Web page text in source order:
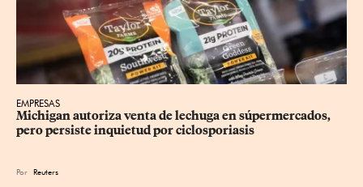
EMPRESAS
Michigan autoriza venta de lechuga en súpermercados,
pero persiste inquietud por ciclosporiasis
Por Reuters